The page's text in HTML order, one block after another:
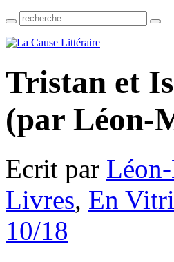
Tristan et
(par Léon-
Ecrit par
Livres, En
10/18